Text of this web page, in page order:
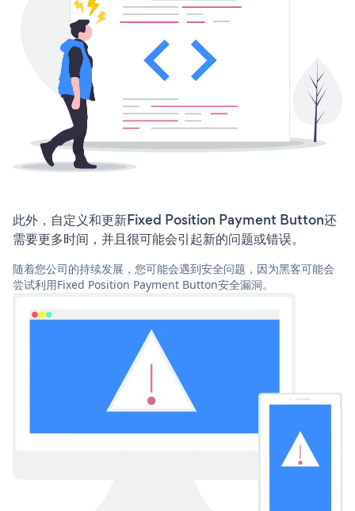
此外，自定义和更新Fixed Position Payment Button还
需要更多时间，并且很可能会引起新的问题或错误。
随着您公司的持续发展，您可能会遇到安全问题，因为黑客可能会
尝试利用Fixed Position Payment Button安全漏洞。